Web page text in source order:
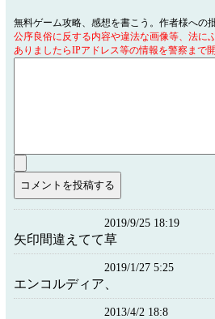
無料ゲーム攻略、感想を書こう。作者様への
公序良俗に反する内容や違法な画像等、法に
ありましたらIPアドレス等の情報を警察まで
2019/9/25 18:19
矢印間違えてて草
2019/1/27 5:25
エンコルディア、
2013/4/2 18:8